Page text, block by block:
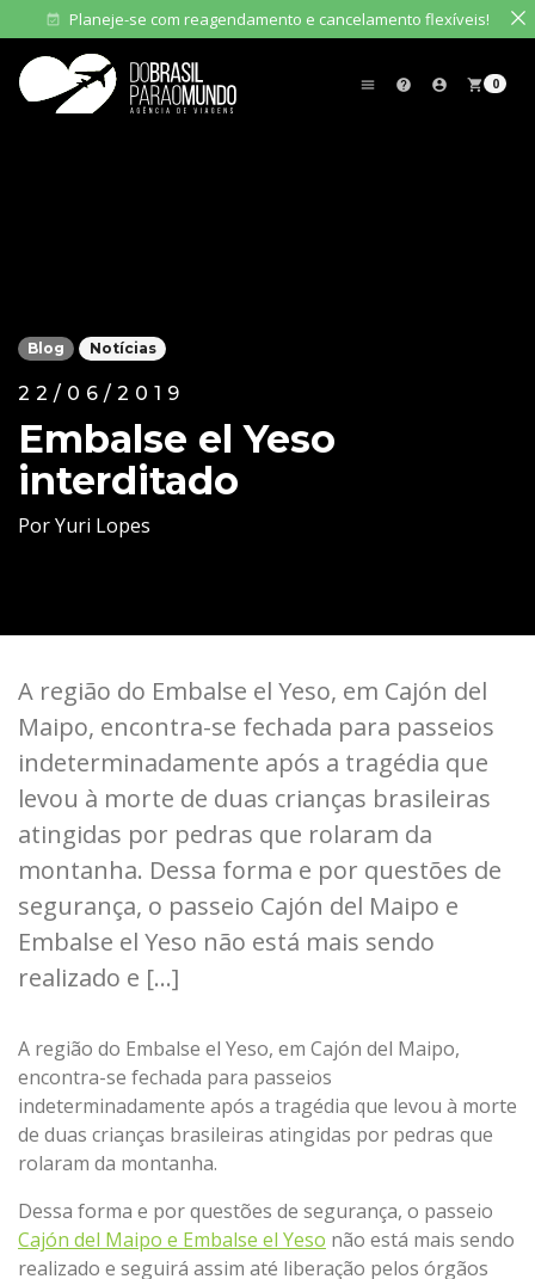
event_available Planeje-se com reagendamento e cancelamento flexíveis!
menu help account_circle shopping_cart 0
Blog Notícias
22/06/2019
Embalse el Yeso
interditado
Por Yuri Lopes
A região do Embalse el Yeso, em Cajón del
Maipo, encontra-se fechada para passeios
indeterminadamente após a tragédia que
levou à morte de duas crianças brasileiras
atingidas por pedras que rolaram da
montanha. Dessa forma e por questões de
segurança, o passeio Cajón del Maipo e
Embalse el Yeso não está mais sendo
realizado e […]
A região do Embalse el Yeso, em Cajón del Maipo,
encontra-se fechada para passeios
indeterminadamente após a tragédia que levou à morte
de duas crianças brasileiras atingidas por pedras que
rolaram da montanha.
Dessa forma e por questões de segurança, o passeio
Cajón del Maipo e Embalse el Yeso não está mais sendo
realizado e seguirá assim até liberação pelos órgãos